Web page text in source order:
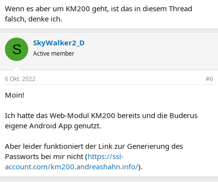
Wenn es aber um KM200 geht, ist das in diesem Thread
falsch, denke ich.
S SkyWalker2_D
Active member
6 Okt. 2022 #6
Moin!
Ich hatte das Web-Modul KM200 bereits und die Buderus
eigene Android App genutzt.
Aber leider funktioniert der Link zur Generierung des
Passworts bei mir nicht (https://ssl-
account.com/km200.andreashahn.info/).